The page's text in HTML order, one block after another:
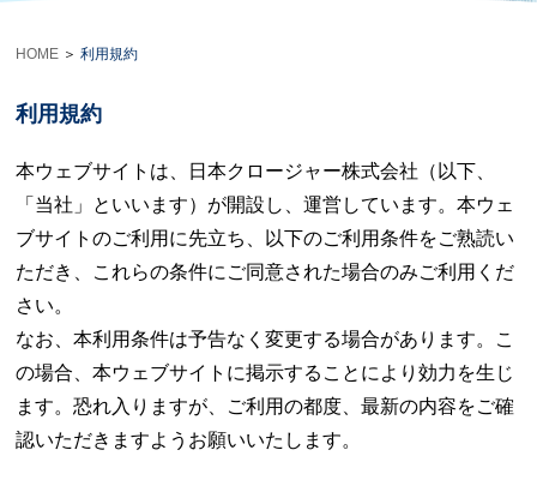
HOME ＞利用規約
利用規約
本ウェブサイトは、日本クロージャー株式会社（以下、
「当社」といいます）が開設し、運営しています。本ウェ
ブサイトのご利用に先立ち、以下のご利用条件をご熟読い
ただき、これらの条件にご同意された場合のみご利用くだ
さい。
なお、本利用条件は予告なく変更する場合があります。こ
の場合、本ウェブサイトに掲示することにより効力を生じ
ます。恐れ入りますが、ご利用の都度、最新の内容をご確
認いただきますようお願いいたします。